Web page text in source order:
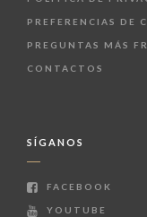
PREFERENCIAS DE
PREGUNTAS MÁS
CONTACTOS
SÍGANOS
FACEBOOK
YOUTUBE